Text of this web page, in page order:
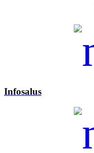
Infosalus